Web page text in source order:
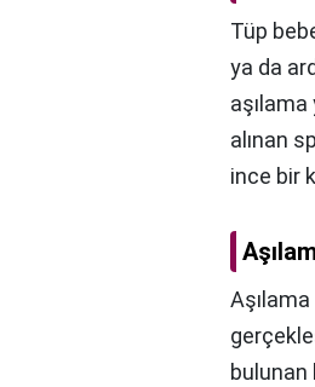
Tüp
ya da
alınan
ince bir
Aşılama
bulunan